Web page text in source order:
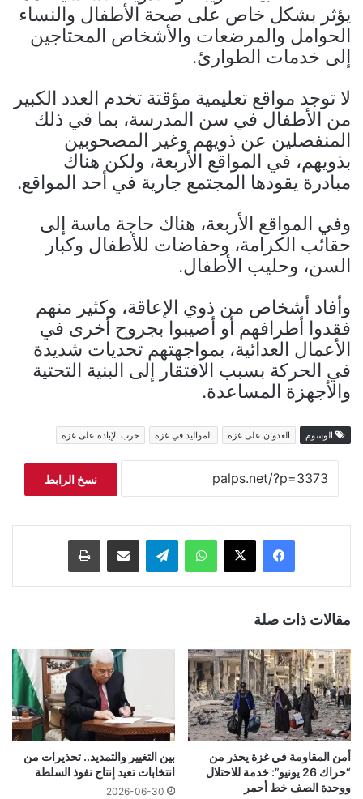
يؤثر بشكل خاص على صحة الأطفال والنساء
الحوامل والمرضعات والأشخاص المحتاجين
إلى خدمات الطوارئ.
لا توجد مواقع تعليمية مؤقتة تخدم العدد الكبير
من الأطفال في سن المدرسة، بما في ذلك
المنفصلين عن ذويهم وغير المصحوبين
بذويهم، في المواقع الأربعة، ولكن هناك
مبادرة يقودها المجتمع جارية في أحد المواقع.
وفي المواقع الأربعة، هناك حاجة ماسة إلى
حقائب الكرامة، وحفاضات للأطفال وكبار
السن، وحليب الأطفال.
وأفاد أشخاص من ذوي الإعاقة، وكثير منهم
فقدوا أطرافهم أو أصيبوا بجروح أخرى في
الأعمال العدائية، بمواجهتهم تحديات شديدة
في الحركة بسبب الافتقار إلى البنية التحتية
والأجهزة المساعدة.
الوسوم العدوان على غزة المواليد في غزة حرب الإبادة على غزة
نسخ الرابط
فيسبوك ‫X واتساب تيلقرام مشاركة عبر البريد طباعة
مقالات ذات صلة
أمن المقاومة في غزة يحذر من
“حراك 26 يونيو”: خدمة للاحتلال
ووحدة الصف خط أحمر
بين التغيير والتمديد.. تحذيرات من
انتخابات تعيد إنتاج نفوذ السلطة
2026-06-30